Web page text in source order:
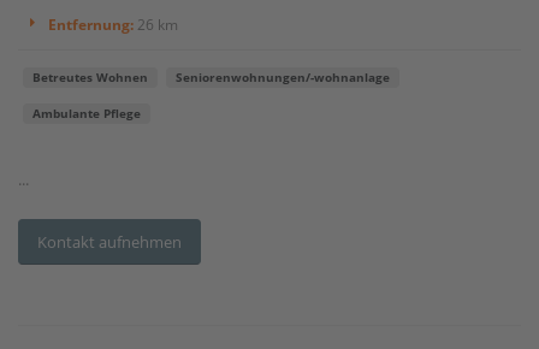
Entfernung: 26 km
Betreutes Wohnen Seniorenwohnungen/-wohnanlage
Ambulante Pflege
...
Kontakt aufnehmen